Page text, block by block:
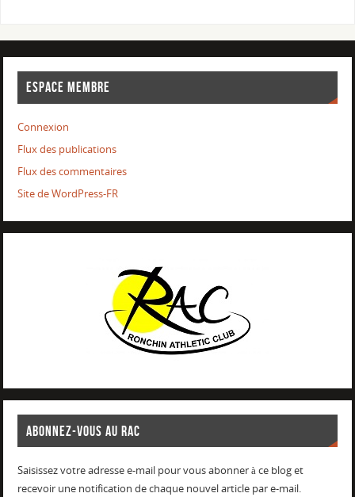
ESPACE MEMBRE
Connexion
Flux des publications
Flux des commentaires
Site de WordPress-FR
ABONNEZ-VOUS AU RAC
Saisissez votre adresse e-mail pour vous abonner à ce blog et
recevoir une notification de chaque nouvel article par e-mail.